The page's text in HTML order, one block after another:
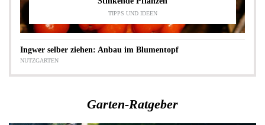
TIPPS UND IDEEN
Ingwer selber ziehen: Anbau im Blumentopf
NUTZGARTEN
Garten-Ratgeber